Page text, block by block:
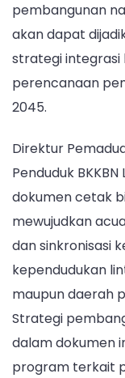
pembangunan
akan dapat
strategi integrasi
perencanaan
2045.
Direktur
Penduduk
dokumen cetak
mewujudkan
dan sinkronisasi
kependudukan
maupun daerah
Strategi
dalam dokumen
program terkait